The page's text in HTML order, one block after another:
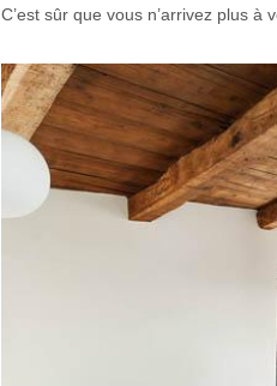
C’est sûr que vous n’arrivez plus à